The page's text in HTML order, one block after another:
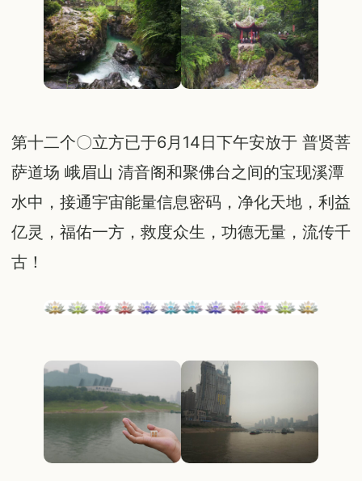
第十二个〇立方已于6月14日下午安放于 普贤菩
萨道场 峨眉山 清音阁和聚佛台之间的宝现溪潭
水中，接通宇宙能量信息密码，净化天地，利益
亿灵，福佑一方，救度众生，功德无量，流传千
古！